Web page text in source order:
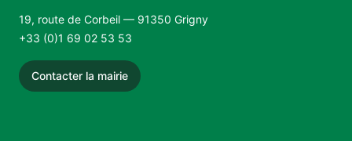
19, route de Corbeil — 91350 Grigny
+33 (0)1 69 02 53 53
Contacter la mairie